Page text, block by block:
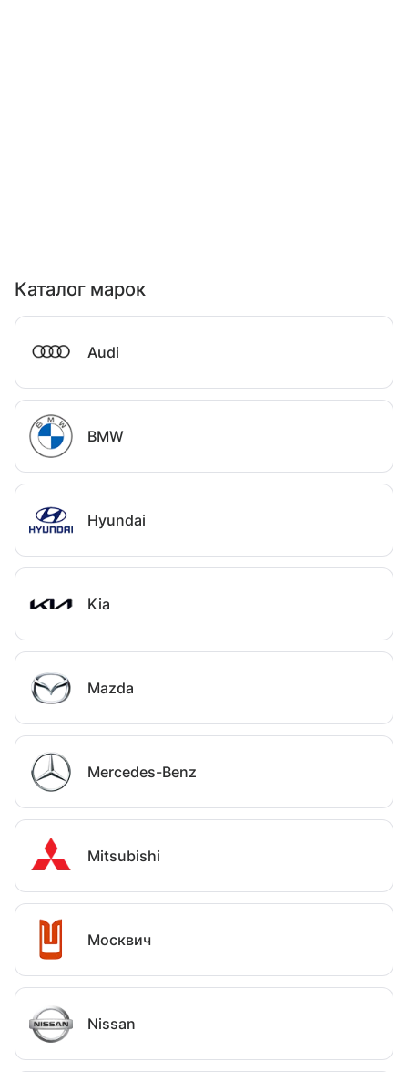
Каталог марок
Audi
BMW
Hyundai
Kia
Mazda
Mercedes-Benz
Mitsubishi
Москвич
Nissan